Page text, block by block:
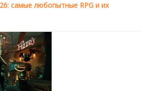
самые любопытные RPG и их